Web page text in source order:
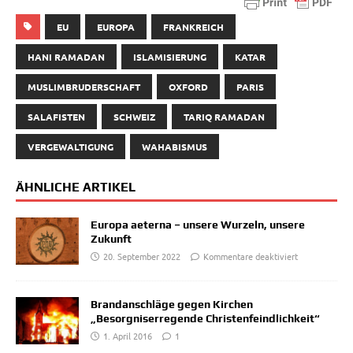
EU EUROPA FRANKREICH
HANI RAMADAN ISLAMISIERUNG KATAR
MUSLIMBRUDERSCHAFT OXFORD PARIS
SALAFISTEN SCHWEIZ TARIQ RAMADAN
VERGEWALTIGUNG WAHABISMUS
ÄHNLICHE ARTIKEL
Europa aeterna – unsere Wurzeln, unsere
Zukunft
20. September 2022
Kommentare deaktiviert
Brandanschläge gegen Kirchen
„Besorgniserregende Christenfeindlichkeit“
1. April 2016
1